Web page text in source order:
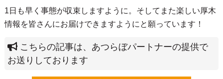
1日も早く事態が収束しますように。そしてまた楽しい厚木
情報を皆さんにお届けできますようにと願っています！
こちらの記事は、あつらぼパートナーの提供で
お送りしております